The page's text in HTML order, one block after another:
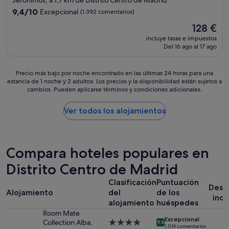
v
i
i
a
i
,
c
o
l
h
4.0 estrellas
9.4
9,4/10 Excepcional (1.392 comentarios)
El
precio
actual
128 €
128 €
incluye tasas e impuestos
Del 16 ago al 17 ago
Precio
más
últimas
24 horas
para
una
de
Precio más bajo por noche encontrado en las últimas 24 horas para una
estancia de 1 noche y 2 adultos. Los precios y la disponibilidad están sujetos a
cambios. Pueden aplicarse términos y condiciones adicionales.
Ver todos los alojamientos
Compara hoteles populares en
Distrito Centro de Madrid
Alojamiento
Clasificación
del
alojamiento
Puntuación
de los
huéspedes
Room Mate
Collection Alba,
Alojamiento
9.8Excepcional
1.014 comentarios